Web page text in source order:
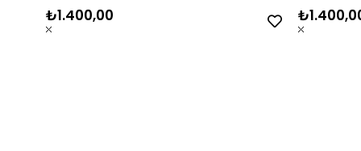
₺1.400,00